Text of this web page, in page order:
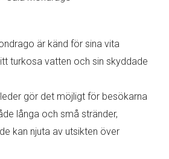
är känd för sina vita
turkosa vatten och sin skyddade
gör det möjligt för besökarna
långa och små stränder,
kan njuta av utsikten över